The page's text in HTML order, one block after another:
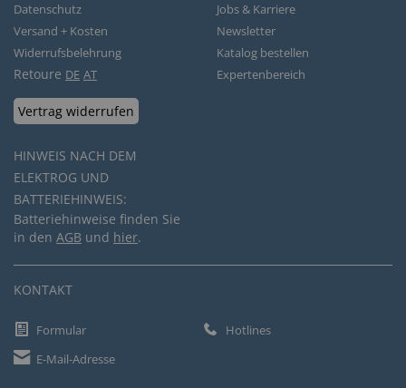
Datenschutz
Versand + Kosten
Widerrufsbelehrung
Retoure DE AT
Vertrag widerrufen
HINWEIS NACH DEM
ELEKTROG UND
BATTERIEHINWEIS:
Batteriehinweise finden Sie
in den AGB und hier.
Jobs & Karriere
Newsletter
Katalog bestellen
Expertenbereich
KONTAKT
Formular
Hotlines
E-Mail-Adresse